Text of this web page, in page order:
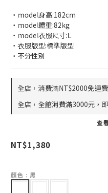
・model身高:182cm
・model體重:82kg
・model衣服尺寸:L
・衣服版型:標準版型
・不分性別
全店，消費滿NT$2000免運費
全店，全館消費滿3000元，
查
NT$1,380
顏色 : 黑